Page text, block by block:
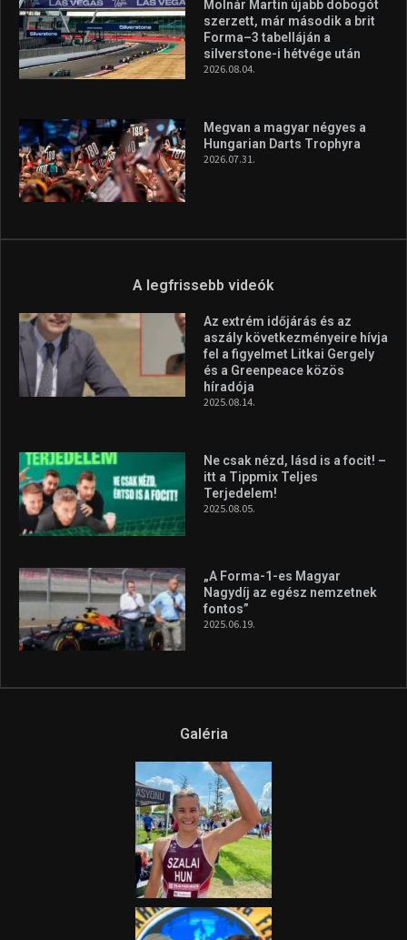
Molnár Martin újabb dobogót
szerzett, már második a brit
Forma–3 tabelláján a
silverstone-i hétvége után
2026.08.04.
Megvan a magyar négyes a
Hungarian Darts Trophyra
2026.07.31.
A legfrissebb videók
Az extrém időjárás és az
aszály következményeire hívja
fel a figyelmet Litkai Gergely
és a Greenpeace közös
híradója
2025.08.14.
Ne csak nézd, lásd is a focit! –
itt a Tippmix Teljes
Terjedelem!
2025.08.05.
„A Forma-1-es Magyar
Nagydíj az egész nemzetnek
fontos”
2025.06.19.
Galéria